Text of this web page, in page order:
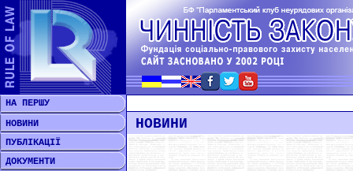
НА ПЕРШУ
НОВИНИ
ПУБЛІКАЦІЇ
ДОКУМЕНТИ
НОВИНИ